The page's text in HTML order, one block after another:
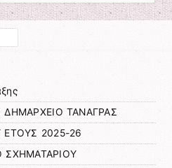
ΔΗΜΑΡΧΕΙΟ ΤΑΝΑΓΡΑΣ
ΕΤΟΥΣ 2025-26
ΣΧΗΜΑΤΑΡΙΟΥ